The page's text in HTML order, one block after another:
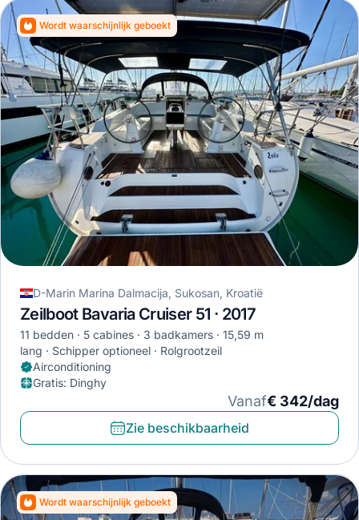
Wordt waarschijnlijk geboekt
D-Marin Marina Dalmacija, Sukosan, Kroatië
Zeilboot Bavaria Cruiser 51 · 2017
11 bedden 5 cabines 3 badkamers
15,59 m
lang
Schipper optioneel
Rolgrootzeil
Airconditioning
Gratis: Dinghy
Vanaf€ 342/dag
Zie beschikbaarheid
Wordt waarschijnlijk geboekt